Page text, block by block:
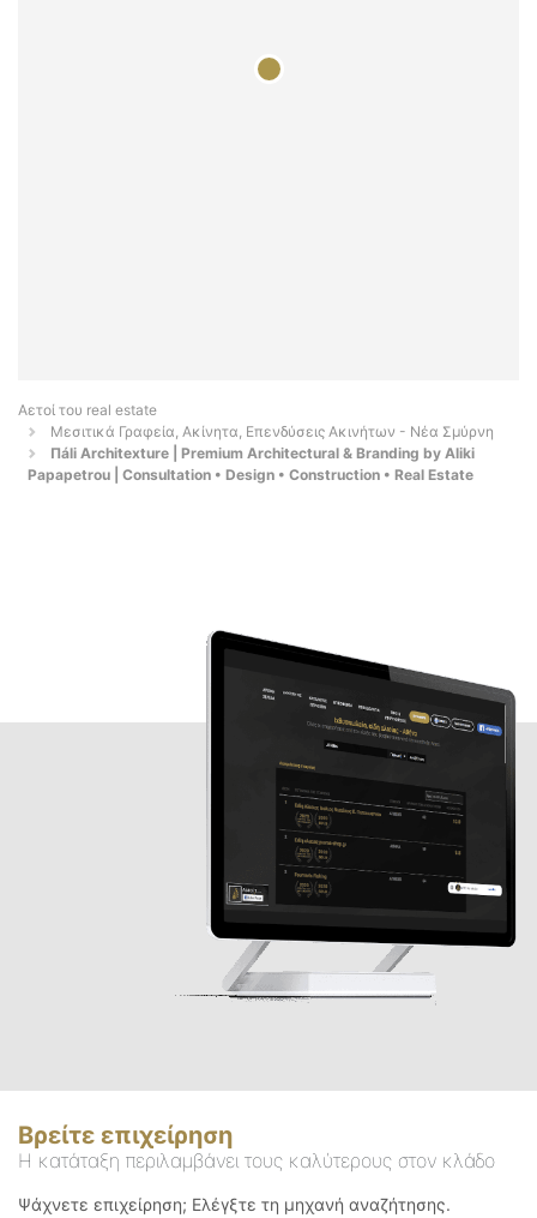
Αετοί του real estate
Μεσιτικά Γραφεία, Ακίνητα, Επενδύσεις Ακινήτων - Νέα Σμύρνη
Πáli Architexture | Premium Architectural & Branding by Aliki
Papapetrou | Consultation • Design • Construction • Real Estate
Βρείτε επιχείρηση
Η κατάταξη περιλαμβάνει τους καλύτερους στον κλάδο
Ψάχνετε επιχείρηση; Ελέγξτε τη μηχανή αναζήτησης.